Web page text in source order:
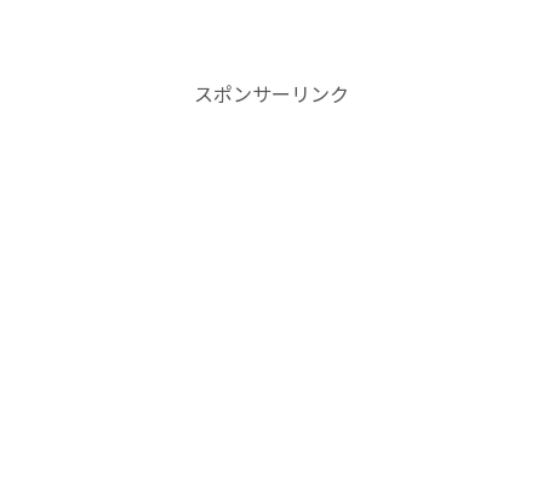
スポンサーリンク